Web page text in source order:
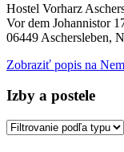
Hostel Vorharz
Vor dem Johannistor
06449 Aschersleben,
Zobraziť popis na
Izby a postele